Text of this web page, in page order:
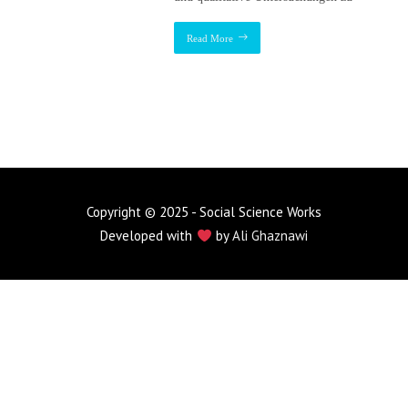
Read More
Copyright © 2025 - Social Science Works
Developed with
byAli Ghaznawi